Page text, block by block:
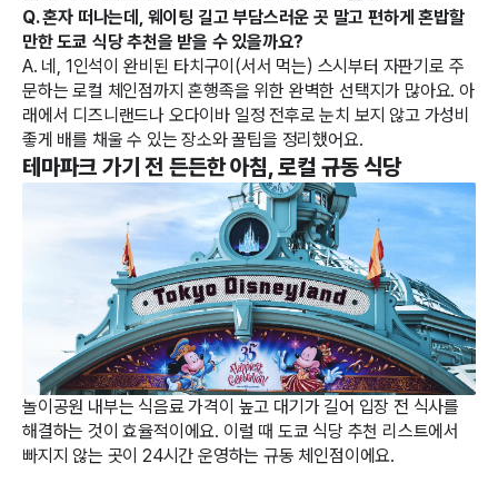
Q. 혼자 떠나는데, 웨이팅 길고 부담스러운 곳 말고 편하게 혼밥할
만한 도쿄 식당 추천을 받을 수 있을까요?
A. 네, 1인석이 완비된 타치구이(서서 먹는) 스시부터 자판기로 주
문하는 로컬 체인점까지 혼행족을 위한 완벽한 선택지가 많아요. 아
래에서 디즈니랜드나 오다이바 일정 전후로 눈치 보지 않고 가성비
좋게 배를 채울 수 있는 장소와 꿀팁을 정리했어요.
테마파크 가기 전 든든한 아침, 로컬 규동 식당
놀이공원 내부는 식음료 가격이 높고 대기가 길어 입장 전 식사를
해결하는 것이 효율적이에요. 이럴 때 도쿄 식당 추천 리스트에서
빠지지 않는 곳이 24시간 운영하는 규동 체인점이에요.